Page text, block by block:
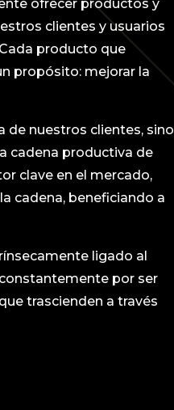
ofrecer productos y
clientes y usuarios
producto que
propósito: mejorar la
nuestros clientes, sino
cadena productiva de
clave en el mercado,
cadena, beneficiando a
ligado al
por ser
trascienden a través